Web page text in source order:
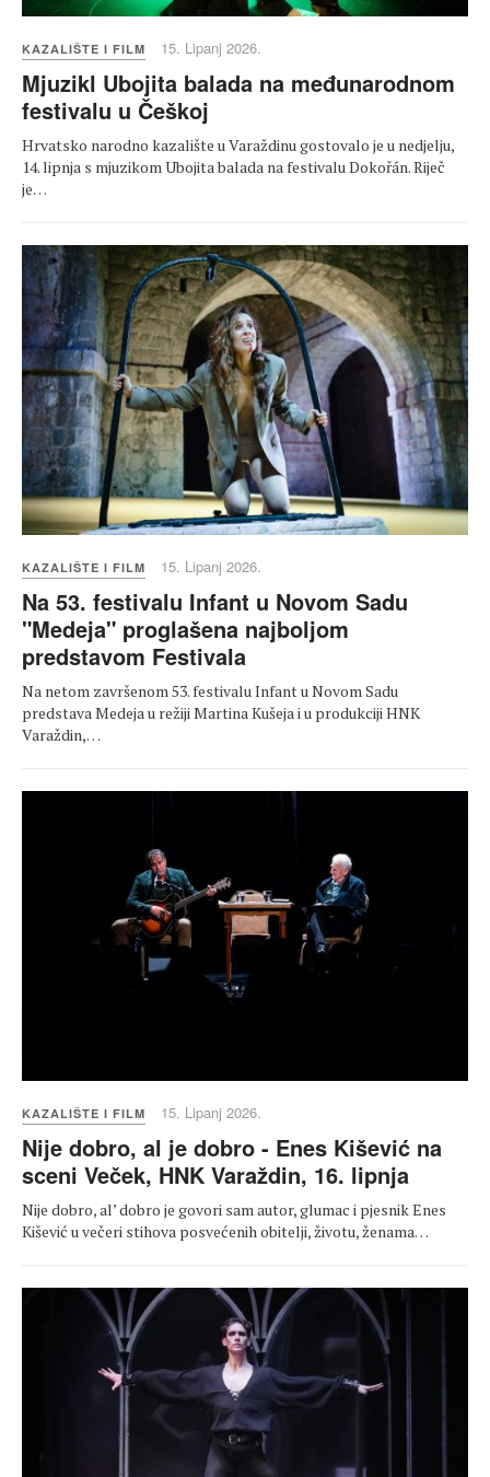
KAZALIŠTE I FILM 15. Lipanj 2026.
Mjuzikl Ubojita balada na međunarodnom
festivalu u Češkoj
Hrvatsko narodno kazalište u Varaždinu gostovalo je u nedjelju,
14. lipnja s mjuzikom Ubojita balada na festivalu Dokořán. Riječ
je…
KAZALIŠTE I FILM 15. Lipanj 2026.
Na 53. festivalu Infant u Novom Sadu
"Medeja" proglašena najboljom
predstavom Festivala
Na netom završenom 53. festivalu Infant u Novom Sadu
predstava Medeja u režiji Martina Kušeja i u produkciji HNK
Varaždin,…
KAZALIŠTE I FILM 15. Lipanj 2026.
Nije dobro, al je dobro - Enes Kišević na
sceni Veček, HNK Varaždin, 16. lipnja
Nije dobro, al’ dobro je govori sam autor, glumac i pjesnik Enes
Kišević u večeri stihova posvećenih obitelji, životu, ženama…